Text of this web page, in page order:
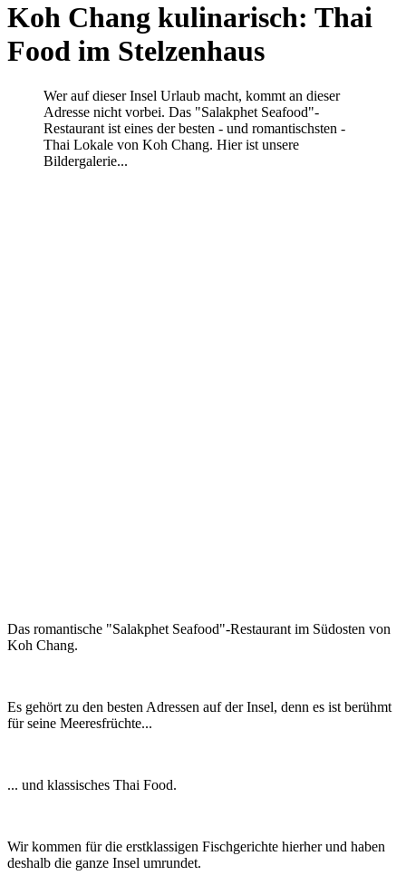
Koh Chang kulinarisch: Thai
Food im Stelzenhaus
Wer auf dieser Insel Urlaub macht, kommt an dieser
Adresse nicht vorbei. Das "Salakphet Seafood"-
Restaurant ist eines der besten - und romantischsten -
Thai Lokale von Koh Chang. Hier ist unsere
Bildergalerie...
Das romantische "Salakphet Seafood"-Restaurant im Südosten von
Koh Chang.
Es gehört zu den besten Adressen auf der Insel, denn es ist berühmt
für seine Meeresfrüchte...
... und klassisches Thai Food.
Wir kommen für die erstklassigen Fischgerichte hierher und haben
deshalb die ganze Insel umrundet.